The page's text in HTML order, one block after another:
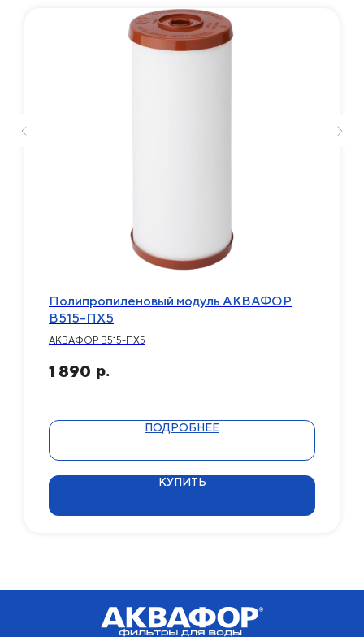
Полипропиленовый модуль АКВАФОР
В515-ПХ5
АКВАФОР В515-ПХ5
1 890 р.
ПОДРОБНЕЕ
КУПИТЬ